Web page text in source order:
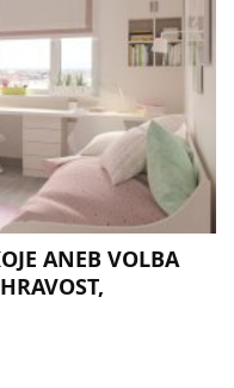
ANEB VOLBA